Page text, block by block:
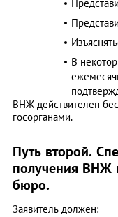
В
ВНЖ действителен
госорганами.
Путь второй.
получения ВНЖ
бюро.
Заявитель должен: